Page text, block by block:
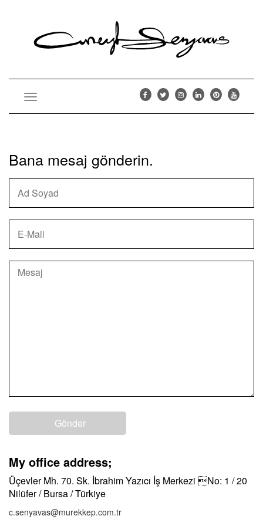
Toggle
Bana mesaj gönderin.
My office address;
Üçevler Mh. 70. Sk. İbrahim Yazıcı İş Merkezi No: 1 / 20
Nilüfer / Bursa / Türkiye
c.senyavas@murekkep.com.tr